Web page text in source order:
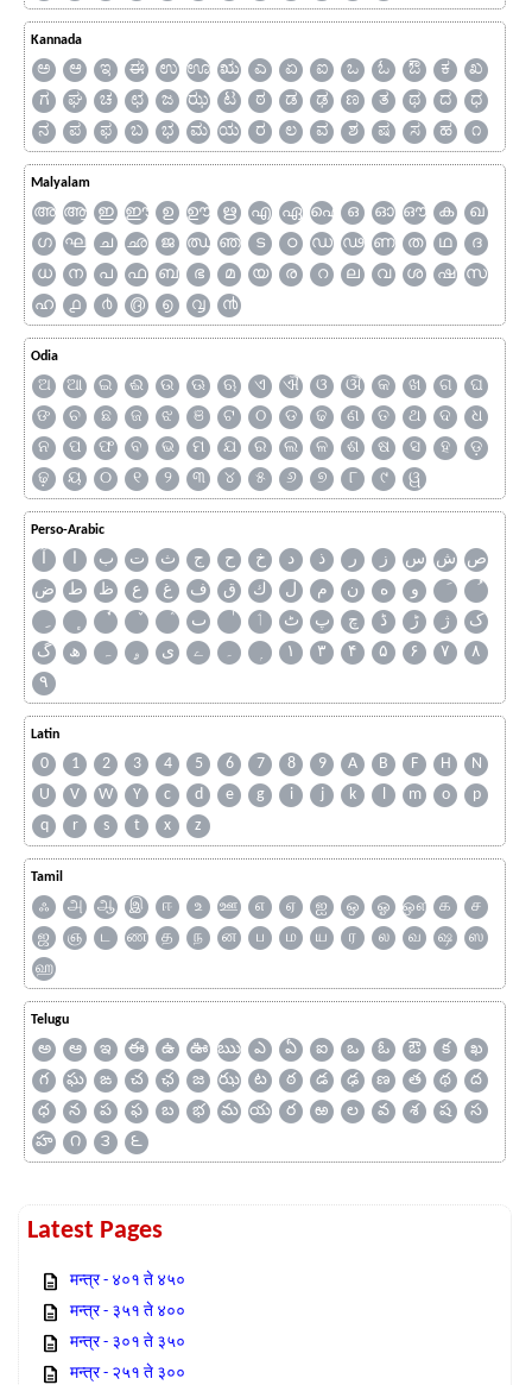
Kannada
ಅ ಆ ಇ ಈ ಉ ಊ ಋ ಎ ಏ ಐ ಒ ಓ ಔ ಕ
ಖ
ಗ
ಘ ಚ ಛ ಜ ಝ ಟ ಠ ಡ ಢ ಣ ತ ಥ ದ
ಧ
ನ
ಪ ಫ ಬ ಭ ಮ ಯ ರ ಲ ವ ಶ ಷ ಸ ಹ ೧
Malyalam
അ ആ ഇ ഈ ഉ ഊ ഋ എ ഏ ഐ ഒ ഓ ഔ ക
ഖ
ഗ
ഘ ച ഛ ജ ഝ ഞ ട ഠ ഡ ഢ ണ ത ഥ
ദ
ധ
ന പ ഫ ബ ഭ മ യ ര റ ല വ ശ ഷ
സ
ഹ
൧ ൪ ൫ ൭ ൮ ൯
Odia
ଅ ଆ ଇ ଈ ଉ ଊ ଋ ଏ ଐ ଓ ଔ କ ଖ ଗ
ଘ
ଙ
ଚ ଛ ଜ ଝ ଞ ଟ ଠ ଡ ଢ ଣ ତ ଥ ଦ
ଧ
ନ
ପ ଫ ବ ଭ ମ ଯ ର ଲ ଳ ଶ ଷ ସ ହ
ଡ଼
ଢ଼
ୟ ୦ ୧ ୨ ୩ ୪ ୫ ୬ ୭ ୮ ୯ ୱ
Perso-Arabic
آ ا ب ت ث ج ح خ د ذ ر ز س ش ص
ض
ط ظ ع غ ف ق ك ل م ن ه
و
ٮ
ٲ ٹ پ چ ڈ ڑ ژ
ک
گ
ھ ہ ۄ ی ے ۔ ۱ ۳ ۴ ۵ ۶ ۷
۸
۹
Latin
0 1 2 3 4 5 6 7 8 9 A B F H
N
U
V W Y c d e g i j k l m o
p
q
r s t x z
Tamil
ஃ அ ஆ இ ஈ உ ஊ எ ஏ ஐ ஒ ஓ ஔ க
ச
ஜ
ஞ ட ண த ந ன ப ம ய ர ல வ ஷ
ஸ
ஹ
Telugu
అ ఆ ఇ ఈ ఉ ఊ ఋ ఎ ఏ ఐ ఒ ఓ ఔ క
ఖ
గ
ఘ ఙ చ ఛ జ ఝ ట ఠ డ ఢ ణ త థ
ద
ధ
న ప ఫ బ భ మ య ర ఱ ల వ శ ష
స
హ
౧ ౩ ౬
Latest Pages
मन्त्र - ४०१ ते ४५०
मन्त्र - ३५१ ते ४००
मन्त्र - ३०१ ते ३५०
मन्त्र - २५१ ते ३००